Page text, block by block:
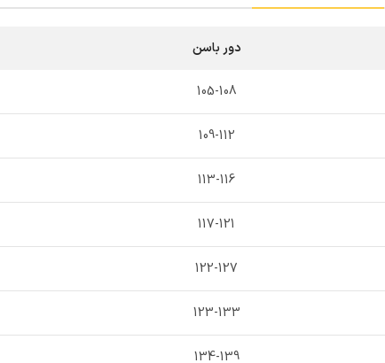
دور باسن
105-108
109-112
113-116
117-121
122-127
123-133
134-139